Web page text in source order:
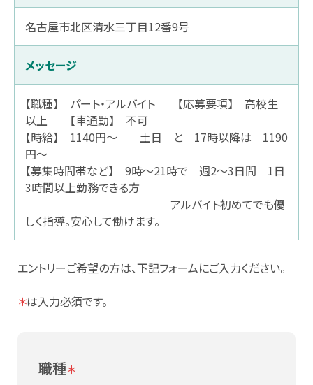
スギヤマカード スギヤママネーのご紹介
スギヤマカードマイページ
スギヤマ公式アプリ
スギヤマ公式アプリ：お得！便利！アプリの使い方
スギヤマ公式アプリ：デジタル会員証登録
しそ油（えごま油）
本社へのアクセス
ドラッグストア隣接クリニック開業物件紹介
同好会・社内関連サイト
名古屋市北区清水三丁目12番9号
メッセージ
【職種】 パート・アルバイト 【応募要項】 高校生
以上 【車通勤】 不可
【時給】 1140円～ 土日 と 17時以降は 1190
円～
【募集時間帯など】 9時～21時で 週2～3日間 1日
3時間以上勤務できる方
アルバイト初めてでも優
しく指導。安心して働けます。
エントリーご希望の方は、下記フォームにご入力ください。
＊は入力必須です。
職種＊